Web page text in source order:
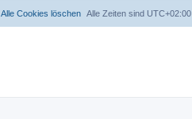
Alle Zeiten sind UTC+02:00
Alle Cookies löschen